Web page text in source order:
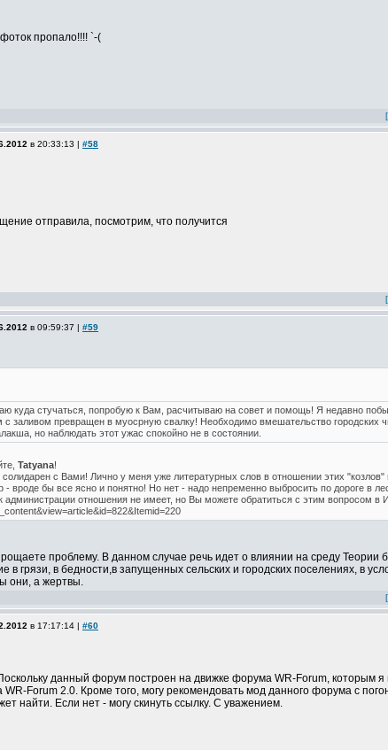
пропало!!!! `-(
в 20:33:13 | #58
отправила, посмотрим, что получится
в 09:59:37 | #59
куда стучаться, попробую к Вам, расчитываю на совет и помощь! Я недавно
с заливом превращен в муосрную свалку! Необходимо вмешательство городских
но наблюдать этот ужас спокойно не в состоянии.
Tatyana!
с Вами! Лично у меня уже литературных слов в отношении этих
- вроде бы все ясно и понятно! Но нет - надо непременно выбросить по дороге в
администрации отношения не имеет, но Вы можете обратиться с этим вопросом
проблему. В данном случае речь идет о влиянии на среду Теории
в грязи, в бедности,в запущенных сельских и городских поселениях, в
они, а жертвы.
в 17:17:14 | #60
данный форум построен на движке форума WR-Forum, которым
Forum 2.0. Кроме того, могу рекомендовать мод данного форума с
найти. Если нет - могу скинуть ссылку. С уважением.